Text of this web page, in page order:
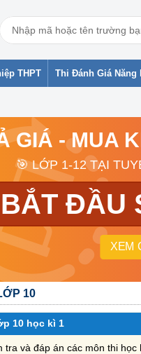
THPT Thi Đánh Giá Năng
GIÁ - MUA
🎯 LỚP 1-12 TẠI
BẮT ĐẦU
XEM
10
10 học kì 1
và đáp án các môn thi